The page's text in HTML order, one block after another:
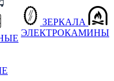
ЗЕРКАЛА
ЭЛЕКТРОКАМИНЫ